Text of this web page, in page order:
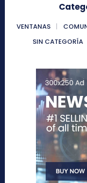
VENTANAS
SIN CATEGORÍA